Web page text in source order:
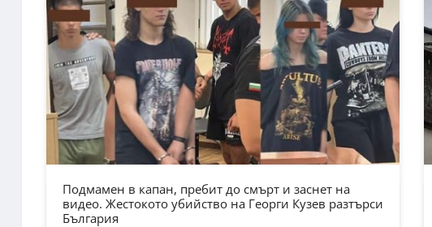
Подмамен в капан, пребит до смърт и заснет на
видео. Жестокото убийство на Георги Кузев разтърси
България